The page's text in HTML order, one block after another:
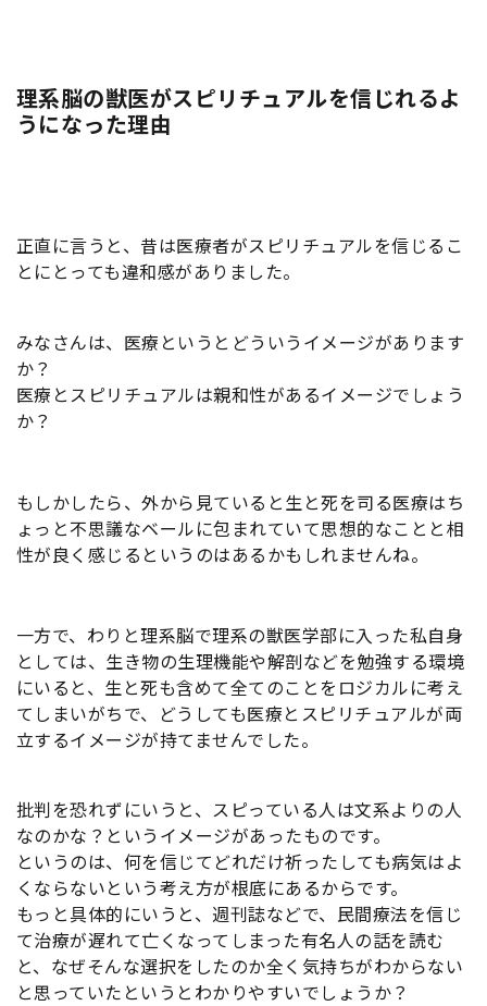
理系脳の獣医がスピリチュアルを信じれるよ
うになった理由
正直に言うと、昔は医療者がスピリチュアルを信じるこ
とにとっても違和感がありました。
みなさんは、医療というとどういうイメージがあります
か？
医療とスピリチュアルは親和性があるイメージでしょう
か？
もしかしたら、外から見ていると生と死を司る医療はち
ょっと不思議なベールに包まれていて思想的なことと相
性が良く感じるというのはあるかもしれませんね。
一方で、わりと理系脳で理系の獣医学部に入った私自身
としては、生き物の生理機能や解剖などを勉強する環境
にいると、生と死も含めて全てのことをロジカルに考え
てしまいがちで、どうしても医療とスピリチュアルが両
立するイメージが持てませんでした。
批判を恐れずにいうと、スピっている人は文系よりの人
なのかな？というイメージがあったものです。
というのは、何を信じてどれだけ祈ったしても病気はよ
くならないという考え方が根底にあるからです。
もっと具体的にいうと、週刊誌などで、民間療法を信じ
て治療が遅れて亡くなってしまった有名人の話を読む
と、なぜそんな選択をしたのか全く気持ちがわからない
と思っていたというとわかりやすいでしょうか？